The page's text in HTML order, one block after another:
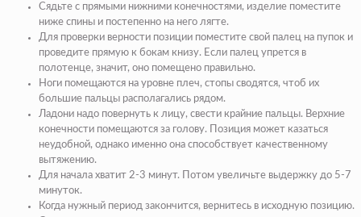
Сядьте с прямыми нижними конечностями, изделие поместите
ниже спины и постепенно на него лягте.
Для проверки верности позиции поместите свой палец на пупок и
проведите прямую к бокам книзу. Если палец упрется в
полотенце, значит, оно помещено правильно.
Ноги помещаются на уровне плеч, стопы сводятся, чтоб их
большие пальцы располагались рядом.
Ладони надо повернуть к лицу, свести крайние пальцы. Верхние
конечности помещаются за голову. Позиция может казаться
неудобной, однако именно она способствует качественному
вытяжению.
Для начала хватит 2-3 минут. Потом увеличьте выдержку до 5-7
минуток.
Когда нужный период закончится, вернитесь в исходную позицию.